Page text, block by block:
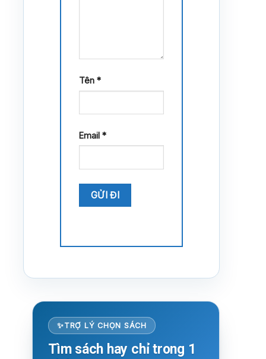
Tên *
Email *
TRỢ LÝ CHỌN SÁCH
Tìm sách hay chỉ trong 1